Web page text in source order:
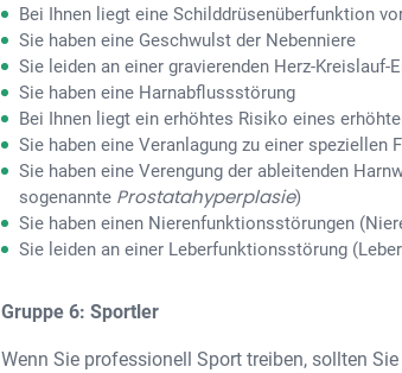
Bei Ihnen liegt eine Schilddrüsenüberfunktion
Sie haben eine Geschwulst der Nebenniere
Sie leiden an einer gravierenden Herz-Kreislauf-
Sie haben eine Harnabflussstörung
Bei Ihnen liegt ein erhöhtes Risiko eines
Sie haben eine Veranlagung zu einer
Sie haben eine Verengung der ableitenden
sogenannte Prostatahyperplasie)
Sie haben einen Nierenfunktionsstörungen
Sie leiden an einer Leberfunktionsstörung
Gruppe 6: Sportler
Wenn Sie professionell Sport treiben, sollten